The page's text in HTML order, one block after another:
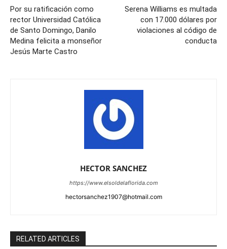
Por su ratificación como
rector Universidad Católica
de Santo Domingo, Danilo
Medina felicita a monseñor
Jesús Marte Castro
Serena Williams es multada
con 17.000 dólares por
violaciones al código de
conducta
HECTOR SANCHEZ
https://www.elsoldelaflorida.com
hectorsanchez1907@hotmail.com
RELATED ARTICLES